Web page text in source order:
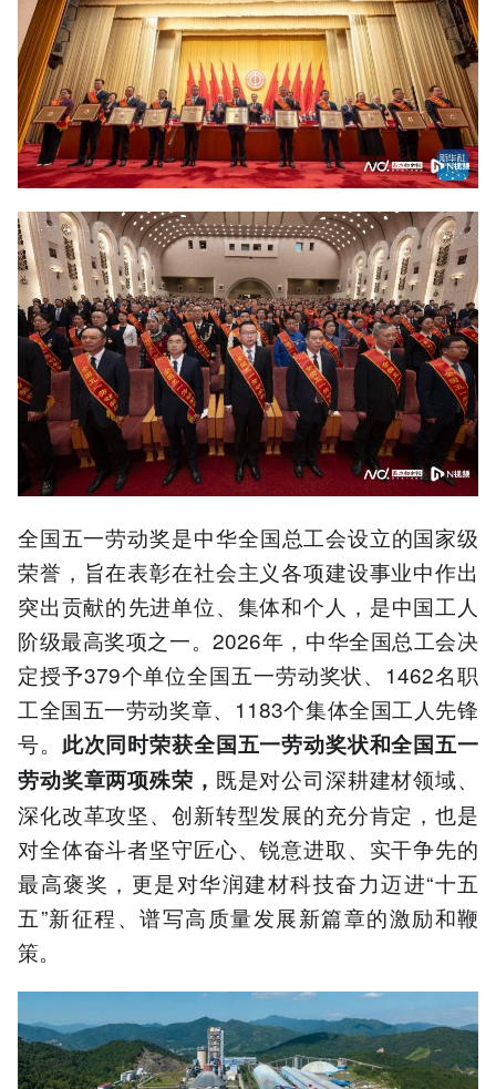
全国五一劳动奖‌是中华全国总工会设立的国家级
荣誉，旨在表彰在社会主义各项建设事业中作出
突出贡献的‌先进单位、集体和个人‌，是中国工人
阶级最高奖项之一。2026年，中华全国总工会决
定授予379个单位全国五一劳动奖状、1462名职
工全国五一劳动奖章、1183个集体全国工人先锋
号。 此次同时荣获全国五一劳动奖状和全国五一
劳动奖章两项殊荣， 既是对公司深耕建材领域、
深化改革攻坚、创新转型发展的充分肯定，也是
对全体奋斗者坚守匠心、锐意进取、实干争先的
最高褒奖，更是对华润建材科技奋力迈进“十五
五”新征程、谱写高质量发展新篇章的激励和鞭
策。